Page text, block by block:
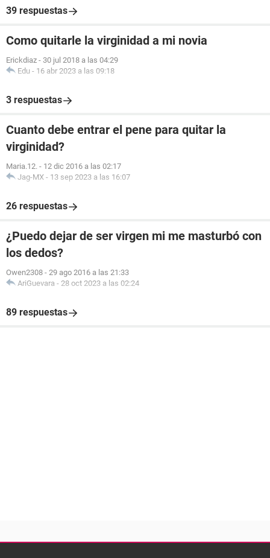
39 respuestas
Como quitarle la virginidad a mi novia
Erickdiaz - 30 jul 2018 a las 04:29
Edu - 16 abr 2023 a las 09:18
3 respuestas
Cuanto debe entrar el pene para quitar la
virginidad?
Maria.12. - 12 dic 2016 a las 02:17
Jag-MX - 13 sep 2023 a las 16:07
26 respuestas
¿Puedo dejar de ser virgen mi me masturbó con
los dedos?
Owen2308 - 29 ago 2016 a las 21:33
AriGuevara - 28 oct 2023 a las 02:24
89 respuestas